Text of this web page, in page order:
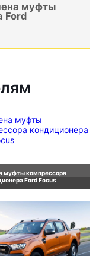
муфты
Ford
муфты компрессора
Ford Focus